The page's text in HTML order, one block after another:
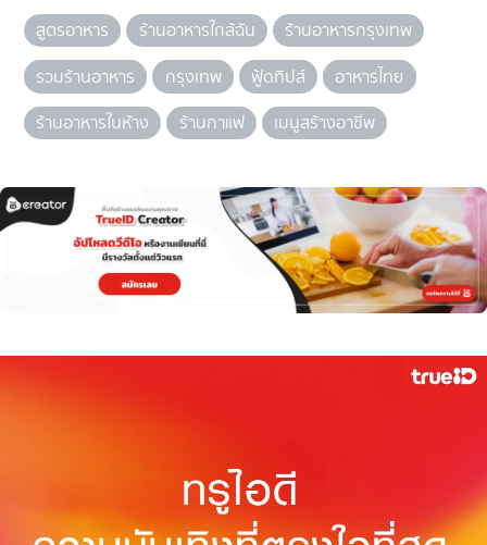
สูตรอาหาร ร้านอาหารใกล้ฉัน
ร้านอาหารกรุงเทพ
รวมร้านอาหาร
กรุงเทพ ฟู้ดทิปส์
อาหารไทย
ร้านอาหารในห้าง
ร้านกาแฟ เมนูสร้างอาชีพ